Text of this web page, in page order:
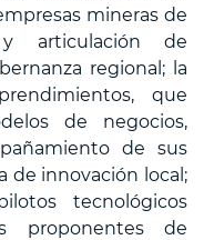
mineras de
articulación de
regional; la
que
de negocios,
de sus
de innovación local;
tecnológicos
proponentes de